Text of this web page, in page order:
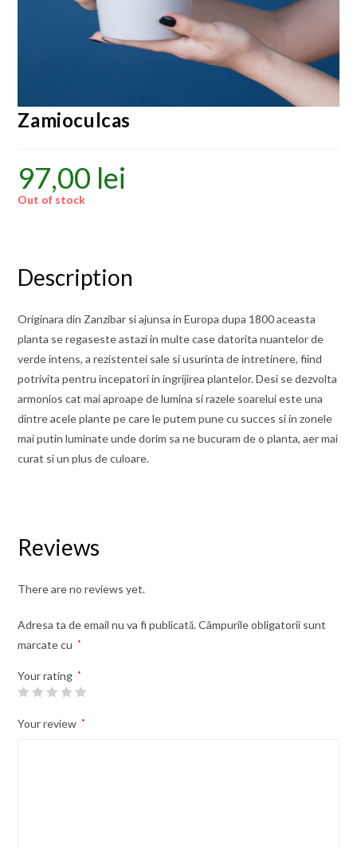
Zamioculcas
97,00 lei
Out of stock
Description
Originara din Zanzibar si ajunsa in Europa dupa 1800 aceasta
planta se regaseste astazi in multe case datorita nuantelor de
verde intens, a rezistentei sale si usurinta de intretinere, fiind
potrivita pentru incepatori in ingrijirea plantelor. Desi se dezvolta
armonios cat mai aproape de lumina si razele soarelui este una
dintre acele plante pe care le putem pune cu succes si in zonele
mai putin luminate unde dorim sa ne bucuram de o planta, aer mai
curat si un plus de culoare.
Reviews
There are no reviews yet.
Adresa ta de email nu va fi publicată. Câmpurile obligatorii sunt
marcate cu
*
Your rating *
Your review *